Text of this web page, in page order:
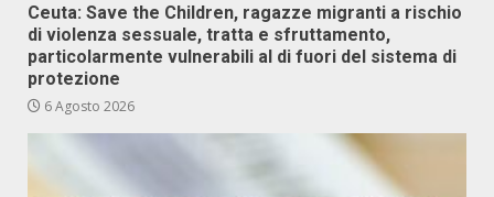
Ceuta: Save the Children, ragazze migranti a rischio
di violenza sessuale, tratta e sfruttamento,
particolarmente vulnerabili al di fuori del sistema di
protezione
6 Agosto 2026